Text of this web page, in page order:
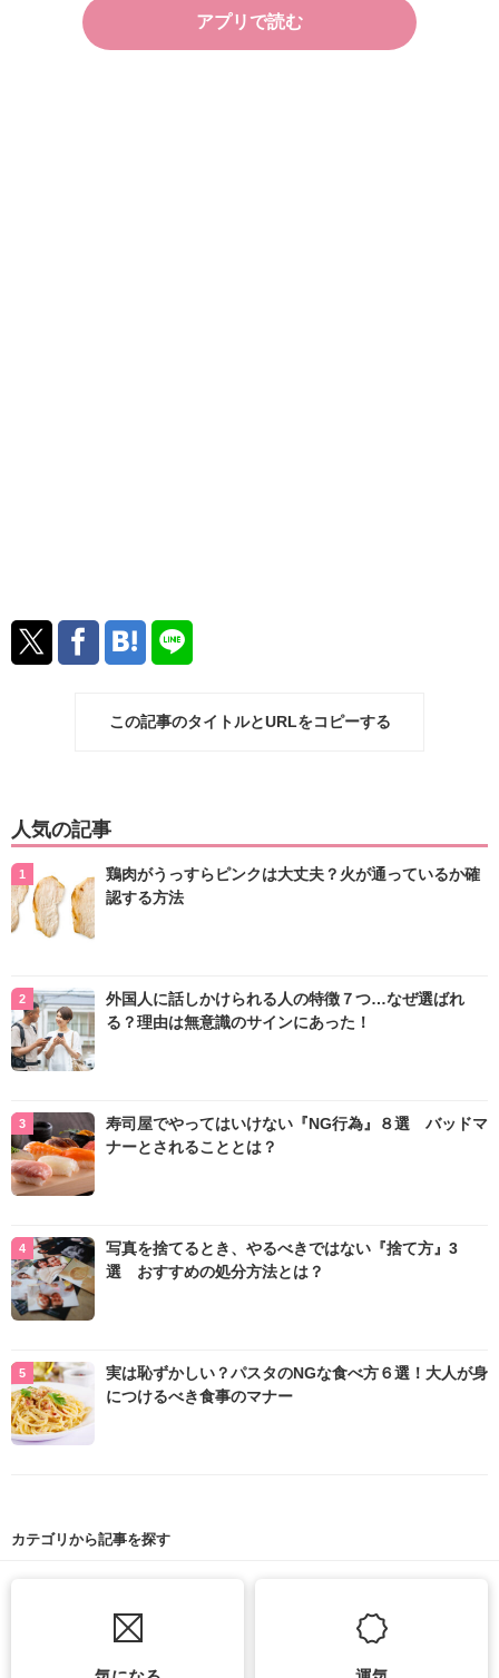
アプリで読む
この記事のタイトルとURLをコピーする
人気の記事
鶏肉がうっすらピンクは大丈夫？火が通っているか確
認する方法
外国人に話しかけられる人の特徴７つ…なぜ選ばれ
る？理由は無意識のサインにあった！
寿司屋でやってはいけない『NG行為』８選 バッドマ
ナーとされることとは？
写真を捨てるとき、やるべきではない『捨て方』3
選 おすすめの処分方法とは？
実は恥ずかしい？パスタのNGな食べ方６選！大人が身
につけるべき食事のマナー
カテゴリから記事を探す